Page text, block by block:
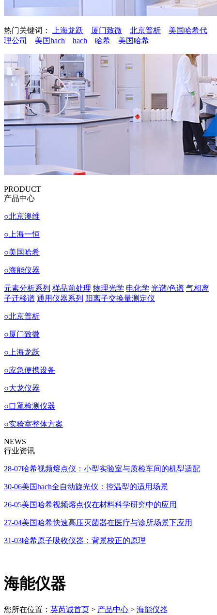
热门关键词： 上海龙跃 厦门致微 北京普析
美国哈希代
理公司
美国hach hach 哈希 美国哈希
PRODUCT
产品中心
○北京澳维
○上海一恒
○美国哈希
○海能仪器
元素分析系列 样品前处理 物理光学 电化学 光谱/色谱 气相离
子迁移谱 通用仪器系列 阳离子交换量测定仪
○北京普析
○厦门致微
○上海龙跃
○应急便携设备
○大龙仪器
○ 口罩检测仪器
○实验室整体方案
NEWS
行业资讯
28-07哈希视频熔点仪：小型实验室与质检车间的机型适配
30-06美国hach全自动旋光仪：控温型的适用场景
26-05美国哈希视频熔点仪在材料科学研究中的应用
27-04美国哈希快速高压灭菌器在医疗与诊所场景下应用
31-03哈希原子吸收仪器：背景校正的原理
海能仪器
您所在位置： 英芮诚首页 > 产品中心 > 海能仪器